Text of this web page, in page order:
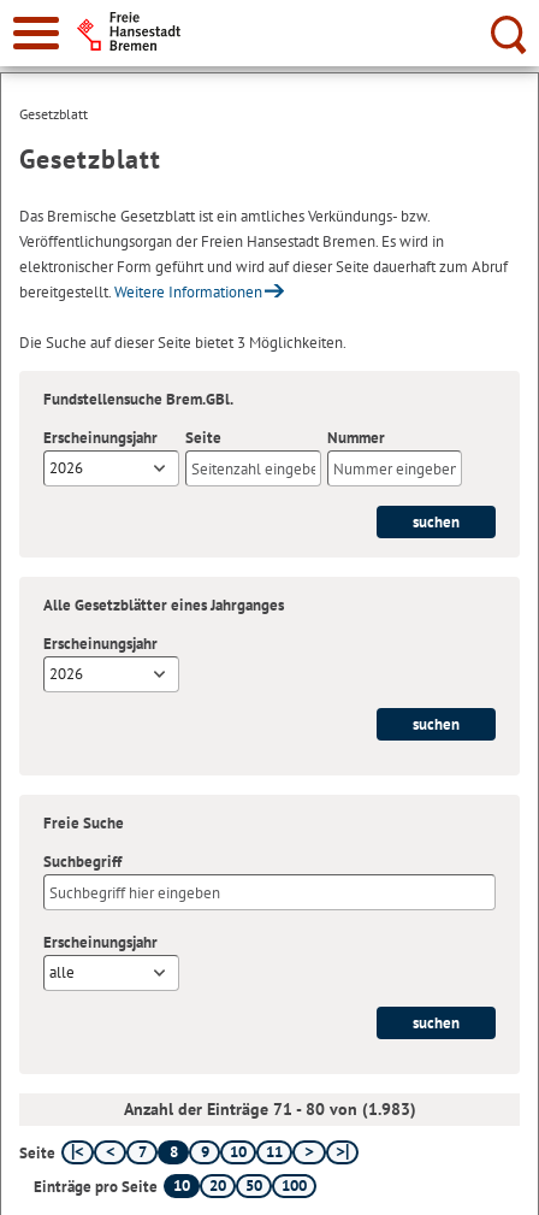
Suche:
Gesetzblatt
Gesetzblatt
Das Bremische Gesetzblatt ist ein amtliches Verkündungs- bzw.
Veröffentlichungsorgan der Freien Hansestadt Bremen. Es wird in
elektronischer Form geführt und wird auf dieser Seite dauerhaft zum Abruf
bereitgestellt.Weitere Informationen
Die Suche auf dieser Seite bietet 3 Möglichkeiten.
Fundstellensuche Brem.GBl.
Erscheinungsjahr
2026
Seite Nummer
Alle Gesetzblätter eines Jahrganges
Erscheinungsjahr
2026
Freie Suche
Suchbegriff
Erscheinungsjahr
alle
Anzahl der Einträge 71 - 80 von (1.983)
Seite 7 8 9 10
11
Einträge pro Seite
10 20 50 100